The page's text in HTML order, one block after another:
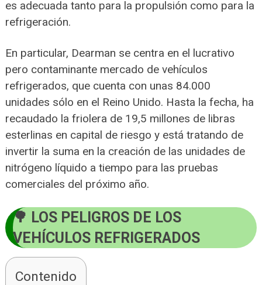
es adecuada tanto para la propulsión como para la
refrigeración.
En particular, Dearman se centra en el lucrativo
pero contaminante mercado de vehículos
refrigerados, que cuenta con unas 84.000
unidades sólo en el Reino Unido. Hasta la fecha, ha
recaudado la friolera de 19,5 millones de libras
esterlinas en capital de riesgo y está tratando de
invertir la suma en la creación de las unidades de
nitrógeno líquido a tiempo para las pruebas
comerciales del próximo año.
LOS PELIGROS DE LOS
VEHÍCULOS REFRIGERADOS
Contenido